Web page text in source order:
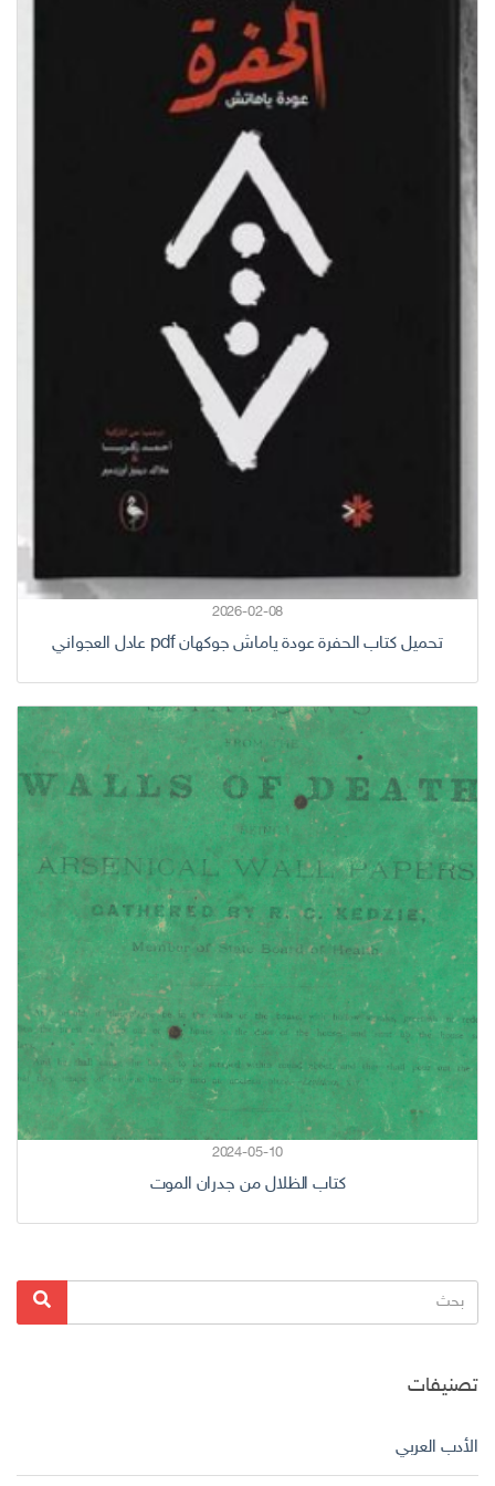
2026-02-08
تحميل كتاب الحفرة عودة ياماش جوكهان pdf عادل العجواني
2024-05-10
كتاب الظلال من جدران الموت
البحث
عن:
بحث
تصنيفات
الأدب العربي